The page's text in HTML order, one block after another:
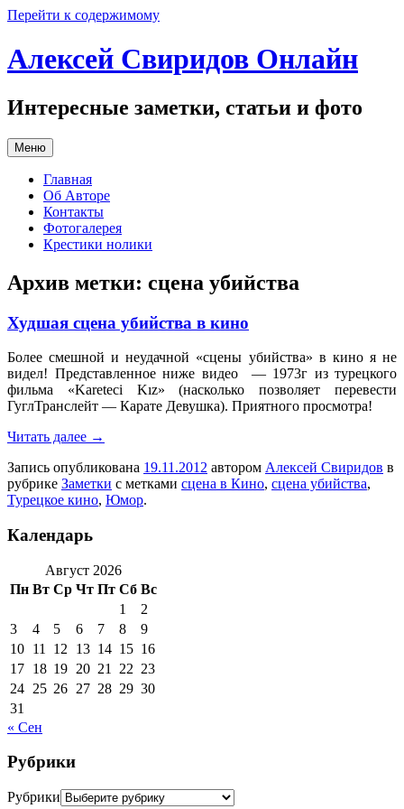
Перейти к содержимому
Алексей Свиридов Онлайн
Интересные заметки, статьи и фото
Меню
Главная
Об Авторе
Контакты
Фотогалерея
Крестики нолики
Архив метки: сцена убийства
Худшая сцена убийства в кино
Более смешной и неудачной «сцены убийства» в кино я не
видел! Представленное ниже видео — 1973г из турецкого
фильма «Kareteci Kız» (насколько позволяет перевести
ГуглТранслейт — Карате Девушка). Приятного просмотра!
Читать далее →
Запись опубликована 19.11.2012 автором Алексей Свиридов в
рубрике Заметки с метками сцена в Кино, сцена убийства,
Турецкое кино, Юмор.
Календарь
Август 2026
Пн Вт Ср Чт Пт Сб Вс
1
2
3
4 5 6 7 8
9
10 11 12 13 14 15 16
17 18 19 20 21 22 23
24 25 26 27 28 29 30
31
« Сен
Рубрики
Рубрики